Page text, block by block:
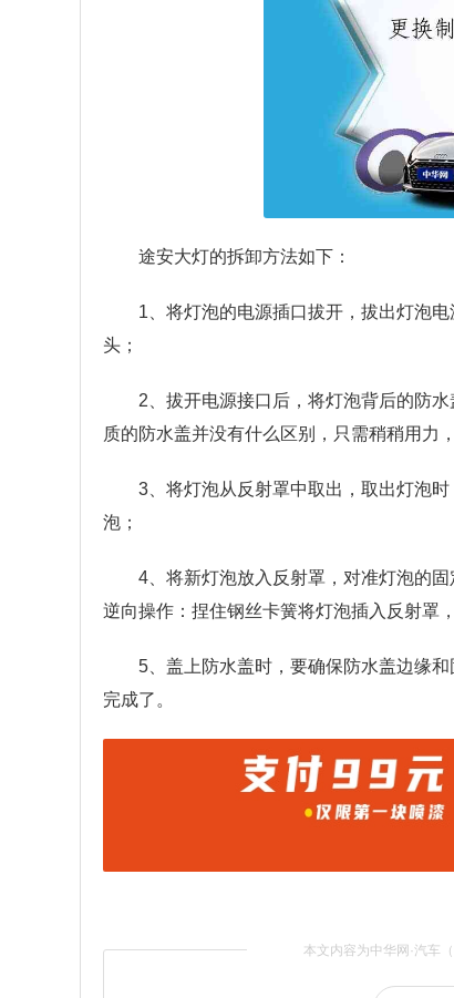
途安大灯的拆卸方法如下：
1、将灯泡的电源插口拔开，拔出灯泡
头；
2、拔开电源接口后，将灯泡背后的防
质的防水盖并没有什么区别，只需稍稍用力
3、将灯泡从反射罩中取出，取出灯泡
泡；
4、将新灯泡放入反射罩，对准灯泡的
逆向操作：捏住钢丝卡簧将灯泡插入反射罩
5、盖上防水盖时，要确保防水盖边缘
完成了。
本文内容为中华网·汽车（